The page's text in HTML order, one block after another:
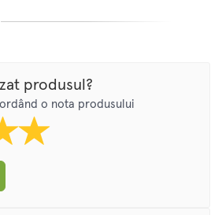
produsul?
o nota produsului